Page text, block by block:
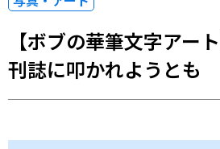
【ボブの華筆文字アー
刊誌に叩かれようとも